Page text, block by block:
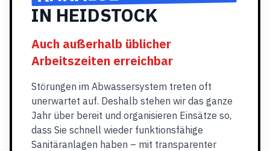
IN HEIDSTOCK
Auch außerhalb üblicher
Arbeitszeiten erreichbar
Störungen im Abwassersystem treten oft
unerwartet auf. Deshalb stehen wir das ganze
Jahr über bereit und organisieren Einsätze so,
dass Sie schnell wieder funktionsfähige
Sanitäranlagen haben – mit transparenter